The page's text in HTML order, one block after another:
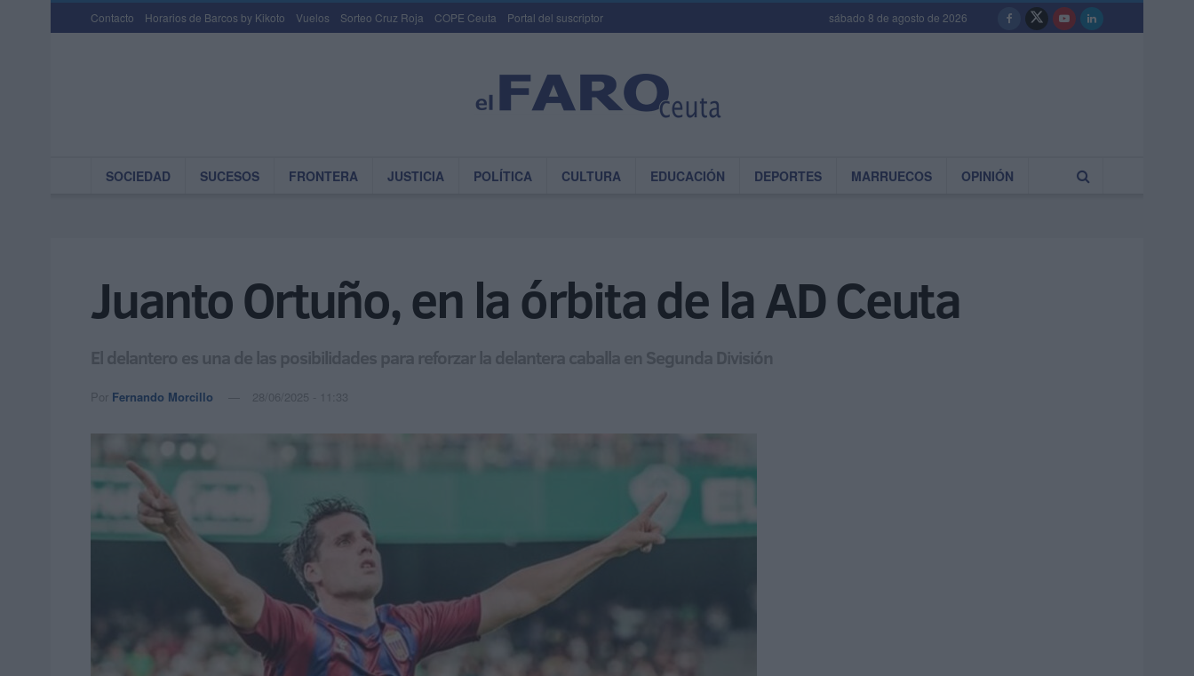
Contacto Horarios de Barcos by Kikoto Vuelos Sorteo Cruz Roja COPE Ceuta Portal del suscriptor sábado 8 de agosto de 2026
SOCIEDAD SUCESOS FRONTERA JUSTICIA POLÍTICA CULTURA EDUCACIÓN DEPORTES MARRUECOS OPINIÓN
Juanto Ortuño, en la órbita de la AD Ceuta
El delantero es una de las posibilidades para reforzar la delantera caballa en Segunda División
Por Fernando Morcillo 28/06/2025 - 11:33